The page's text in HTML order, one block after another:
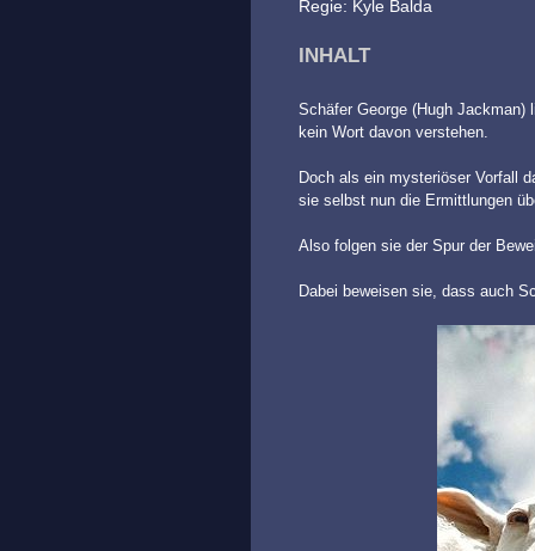
Regie: Kyle Balda
INHALT
Schäfer George (Hugh
kein Wort davon verstehen.
Doch als ein mysteriöser Vorfall
sie selbst nun die Ermittlungen
Also folgen sie der Spur der
Dabei beweisen sie, dass auch